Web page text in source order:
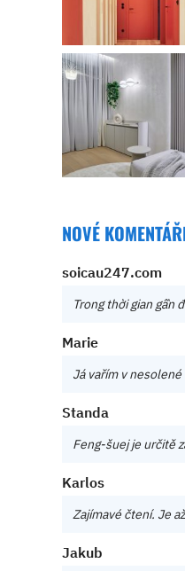
NOVÉ
soicau247.com
Trong thời gian gần
Marie
Já vařím v
Standa
Feng-šuej je určitě
Karlos
Zajímavé čtení. Je
Jakub